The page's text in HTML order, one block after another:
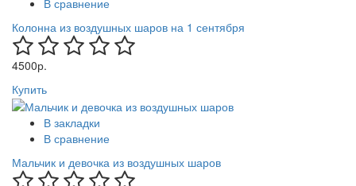
Колонна из воздушных шаров на 1 сентября
4500р.
Купить
В закладки
В сравнение
Мальчик и девочка из воздушных шаров